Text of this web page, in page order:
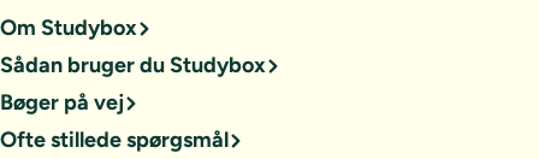
Om Studybox
Sådan bruger du Studybox
Bøger på vej
Ofte stillede spørgsmål